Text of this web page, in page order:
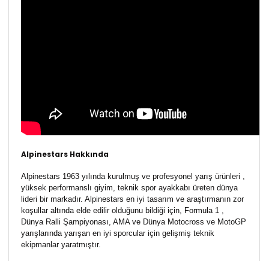
Alpinestars Hakkında
Alpinestars 1963 yılında kurulmuş ve profesyonel yarış ürünleri ,
yüksek performanslı giyim, teknik spor ayakkabı üreten dünya
lideri bir markadır. Alpinestars en iyi tasarım ve araştırmanın zor
koşullar altında elde edilir olduğunu bildiği için, Formula 1 ,
Dünya Ralli Şampiyonası, AMA ve Dünya Motocross ve MotoGP
yarışlarında yarışan en iyi sporcular için gelişmiş teknik
ekipmanlar yaratmıştır.